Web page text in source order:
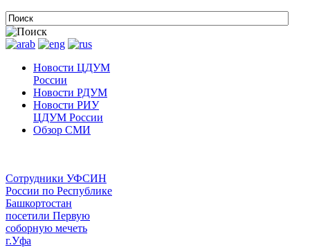
Новости ЦДУМ
России
Новости РДУМ
Новости РИУ
ЦДУМ России
Обзор СМИ
Сотрудники УФСИН
России по Республике
Башкортостан
посетили Первую
соборную мечеть
г.Уфа